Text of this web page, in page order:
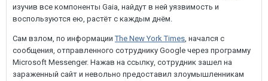
изучив все компоненты Gaia, найдут в ней уязвимость и
воспользуются ею, растёт с каждым днём.
Сам взлом, по информацииThe New York Times, начался с
сообщения, отправленного сотруднику Google через программу
Microsoft Messenger. Нажав на ссылку, сотрудник зашел на
зараженный сайт и невольно предоставил злоумышленникам